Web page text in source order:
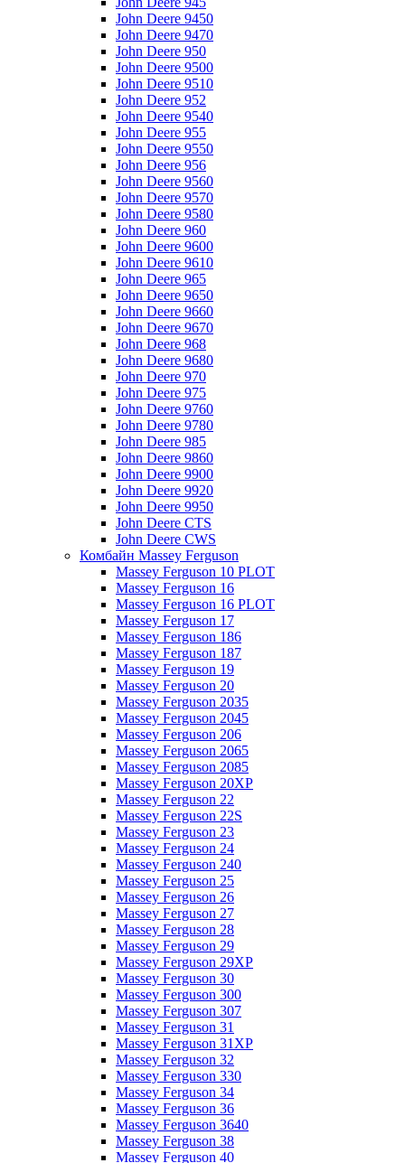
John Deere 9450
John Deere 9470
John Deere 950
John Deere 9500
John Deere 9510
John Deere 952
John Deere 9540
John Deere 955
John Deere 9550
John Deere 956
John Deere 9560
John Deere 9570
John Deere 9580
John Deere 960
John Deere 9600
John Deere 9610
John Deere 965
John Deere 9650
John Deere 9660
John Deere 9670
John Deere 968
John Deere 9680
John Deere 970
John Deere 975
John Deere 9760
John Deere 9780
John Deere 985
John Deere 9860
John Deere 9900
John Deere 9920
John Deere 9950
John Deere CTS
John Deere CWS
Комбайн Massey Ferguson
Massey Ferguson 10 PLOT
Massey Ferguson 16
Massey Ferguson 16 PLOT
Massey Ferguson 17
Massey Ferguson 186
Massey Ferguson 187
Massey Ferguson 19
Massey Ferguson 20
Massey Ferguson 2035
Massey Ferguson 2045
Massey Ferguson 206
Massey Ferguson 2065
Massey Ferguson 2085
Massey Ferguson 20XP
Massey Ferguson 22
Massey Ferguson 22S
Massey Ferguson 23
Massey Ferguson 24
Massey Ferguson 240
Massey Ferguson 25
Massey Ferguson 26
Massey Ferguson 27
Massey Ferguson 28
Massey Ferguson 29
Massey Ferguson 29XP
Massey Ferguson 30
Massey Ferguson 300
Massey Ferguson 307
Massey Ferguson 31
Massey Ferguson 31XP
Massey Ferguson 32
Massey Ferguson 330
Massey Ferguson 34
Massey Ferguson 36
Massey Ferguson 3640
Massey Ferguson 38
Massey Ferguson 40